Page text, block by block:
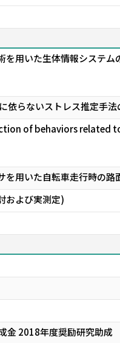
用いた生体情報システム
依らないストレス推定手法
of behaviors related
を用いた自転車走行時の路
および実測定)
金 2018年度奨励研究助成